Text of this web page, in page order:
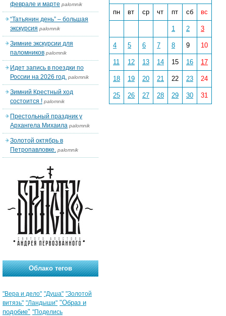
пн вт ср чт пт сб вс
1 2 3
4 5 6 7 8 9 10
11 12 13 14 15 16 17
18 19 20 21 22 23 24
25 26 27 28 29 30 31
феврале и марте palomnik
“Татьянин день” – большая
экскурсия palomnik
Зимние экскурсии для
паломников palomnik
Идет запись в поездки по
России на 2026 год. palomnik
Зимний Крестный ход
состоится ! palomnik
Престольный праздник у
Архангела Михаила palomnik
Золотой октябрь в
Петропавловке. palomnik
Облако тегов
"Вера и дело" "Душа" "Золотой
витязь" "Ландыши" "Образ и
подобие" "Поделись